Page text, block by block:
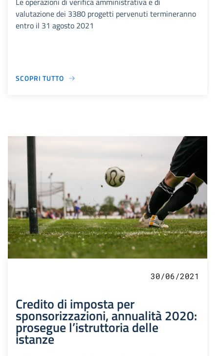
valutazione dei 3380 progetti pervenuti termineranno
entro il 31 agosto 2021
SCOPRI TUTTO
30/06/2021
Credito di imposta per
sponsorizzazioni, annualità 2020:
prosegue l’istruttoria delle
istanze